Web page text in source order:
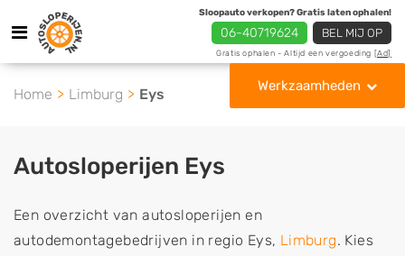
Sloopauto verkopen? Gratis laten ophalen!
06-40719624 BEL MIJ OP
Gratis ophalen - Altijd een vergoeding [Ad]
Werkzaamheden
Home Limburg Eys
Autosloperijen Eys
Een overzicht van autosloperijen en
autodemontagebedrijven in regio Eys, Limburg. Kies